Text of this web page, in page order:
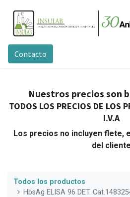
Contacto
Nuestros precios son
TODOS LOS PRECIOS DE LOS
I.V.A
Los precios no incluyen flete,
del cliente
Todos los productos
HbsAg ELISA 96 DET.